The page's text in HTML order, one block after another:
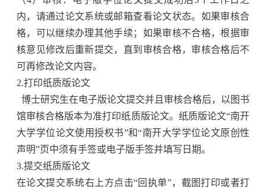
内，请通过论文系统或邮箱查看论文状态。如果审核合
格，可以继续办理其他手续；如果审核不合格，根据审
核意见修改后重新提交，直到审核合格，审核合格后不
可再修改论文内容。
2.打印纸质版论文
博士研究生在电子版论文提交并且审核合格后，以图书
馆审核合格版本为准打印纸质版论文。纸质版论文“南开
大学学位论文使用授权书”和“南开大学学位论文原创性
声明”页中须有手签或电子版手签并填写日期。
3.提交纸质版论文
在论文提交系统右上方点击“回执单”，截图打印或者打